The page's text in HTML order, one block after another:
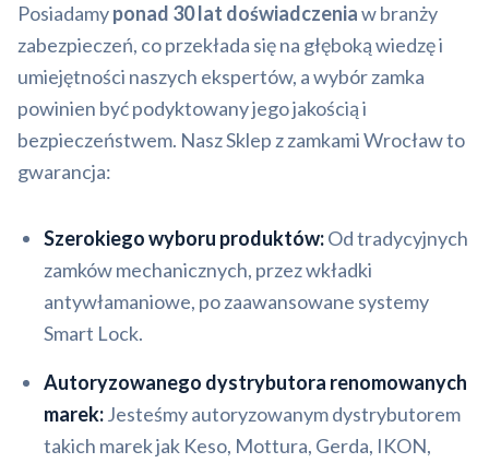
Posiadamyponad 30 lat doświadczeniaw branży
zabezpieczeń, co przekłada się na głęboką wiedzę i
umiejętności naszych ekspertów, a wybór zamka
powinien być podyktowany jego jakością i
bezpieczeństwem. Nasz Sklep z zamkami Wrocław to
gwarancja:
Szerokiego wyboru produktów:Od tradycyjnych
zamków mechanicznych, przez wkładki
antywłamaniowe, po zaawansowane systemy
Smart Lock.
Autoryzowanego dystrybutora renomowanych
marek:Jesteśmy autoryzowanym dystrybutorem
takich marek jak Keso, Mottura, Gerda, IKON,